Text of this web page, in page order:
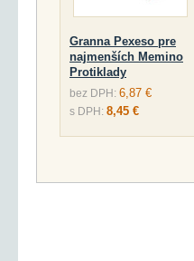
Granna Pexeso pre
najmenších Memino
Protiklady
bez DPH: 6,87 €
s DPH: 8,45 €